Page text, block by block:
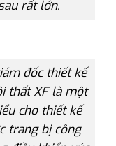
rất lớn.
đốc thiết kế
thất XF là một
cho thiết kế
trang bị công